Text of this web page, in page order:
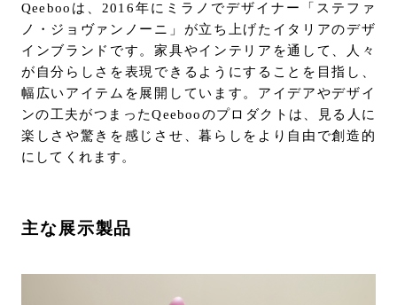
Qeebooは、2016年にミラノでデザイナー「ステファ
ノ・ジョヴァンノーニ」が立ち上げたイタリアのデザ
インブランドです。家具やインテリアを通して、人々
が自分らしさを表現できるようにすることを目指し、
幅広いアイテムを展開しています。アイデアやデザイ
ンの工夫がつまったQeebooのプロダクトは、見る人に
楽しさや驚きを感じさせ、暮らしをより自由で創造的
にしてくれます。
主な展示製品